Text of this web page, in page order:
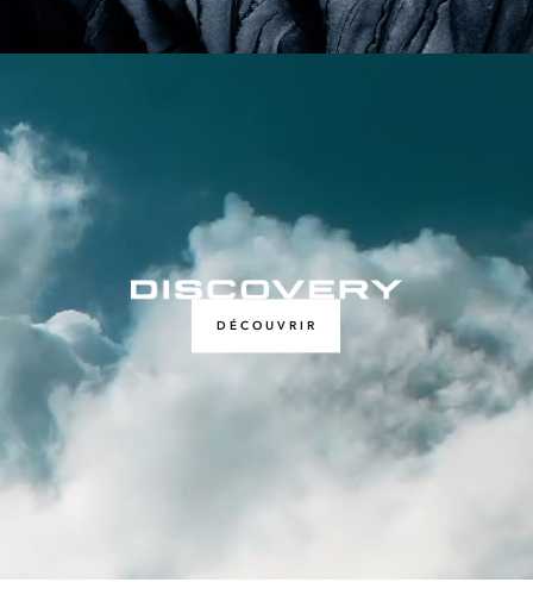
DÉCOUVRIR